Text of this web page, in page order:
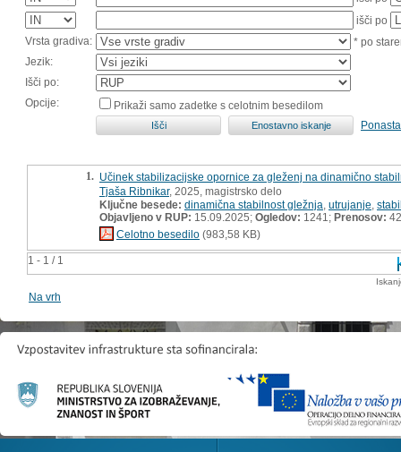
išči po
Vrsta gradiva:
* po
Jezik:
Išči po:
Opcije:
Prikaži samo zadetke s celotnim besedilom
1 - 1 / 1
1. Učinek stabilizacijske opornice za gleženj na dinamično
Tjaša Ribnikar, 2025, magistrsko delo
Ključne besede: dinamična stabilnost gležnja utrujanje
Objavljeno v RUP: 15.09.2025; Ogledov: 1241; Prenosov: 42
Celotno besedilo (983,58 KB)
Na vrh